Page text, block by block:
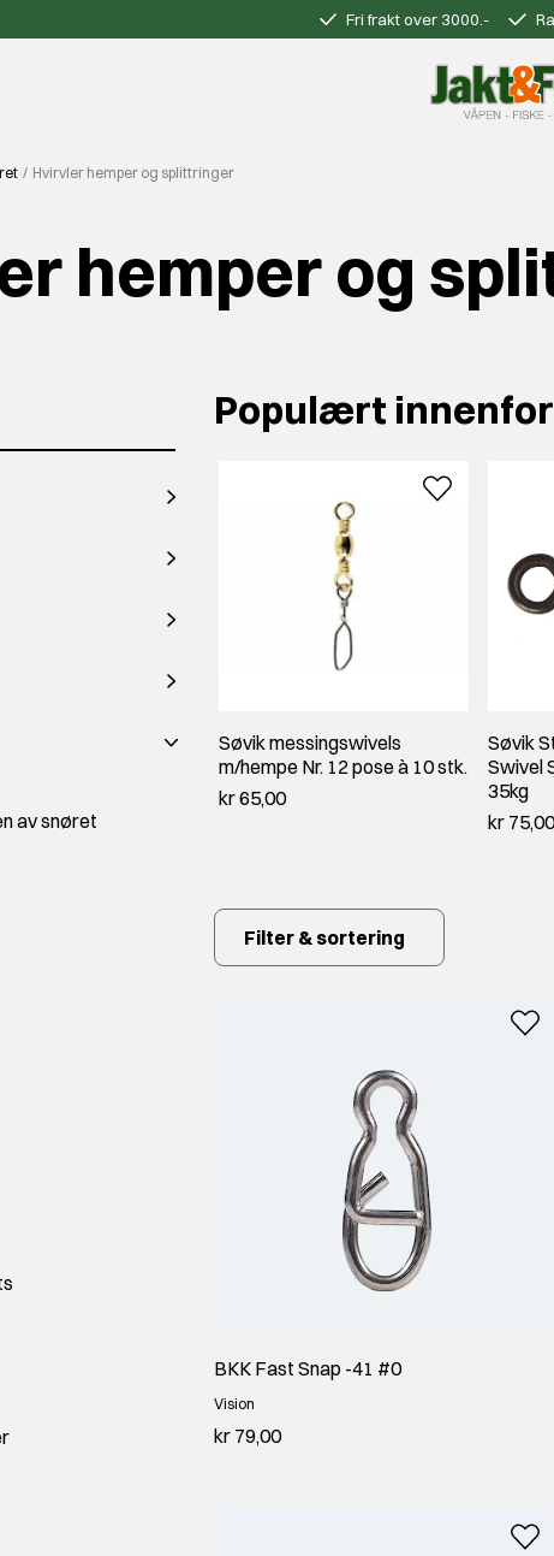
Fri frakt over 3000.-
Hvirvler hemper og splittringer
hemper og
av snøret
Populært
Søvik messingswivels
m/hempe Nr. 12 pose à 10 stk.
kr 65,00
Søvik
Swivel
35kg
kr 75,00
Filter & sortering
BKK Fast Snap -41 #0
Vision
kr 79,00